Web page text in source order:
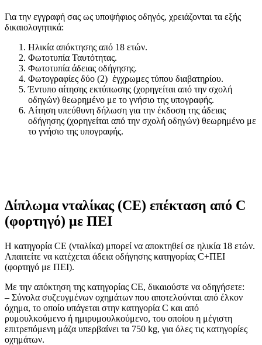
Για την εγγραφή σας ως υποψήφιος οδηγός, χρειάζονται τα εξής
δικαιολογητικά:
Ηλικία απόκτησης από 18 ετών.
Φωτοτυπία Ταυτότητας.
Φωτοτυπία άδειας οδήγησης.
Φωτογραφίες δύο (2) έγχρωμες τύπου διαβατηρίου.
Έντυπο αίτησης εκτύπωσης (χορηγείται από την σχολή
οδηγών) θεωρημένο με το γνήσιο της υπογραφής.
Αίτηση υπεύθυνη δήλωση για την έκδοση της άδειας
οδήγησης (χορηγείται από την σχολή οδηγών) θεωρημένο με
το γνήσιο της υπογραφής.
Δίπλωμα νταλίκας (CE) επέκταση από C
(φορτηγό) με ΠΕΙ
Η κατηγορία CE (νταλίκα) μπορεί να αποκτηθεί σε ηλικία 18 ετών.
Απαιτείτε να κατέχεται άδεια οδήγησης κατηγορίας C+ΠΕΙ
(φορτηγό με ΠΕΙ).
Με την απόκτηση της κατηγορίας CE, δικαιούστε να οδηγήσετε:
– Σύνολα συζευγμένων οχημάτων που αποτελούνται από έλκον
όχημα, το οποίο υπάγεται στην κατηγορία C και από
ρυμουλκούμενο ή ημιρυμουλκούμενο, του οποίου η μέγιστη
επιτρεπόμενη μάζα υπερβαίνει τα 750 kg, για όλες τις κατηγορίες
οχημάτων.